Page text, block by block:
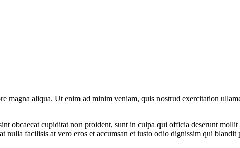
magna aliqua. Ut enim ad minim veniam, quis nostrud exercitation
obcaecat cupiditat non proident, sunt in culpa qui officia deserunt
facilisis at vero eros et accumsan et iusto odio dignissim qui blandit